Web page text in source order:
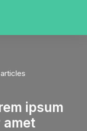
ipsum
amet